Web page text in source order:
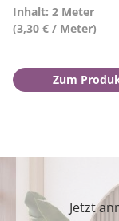
Inhalt: 2 Meter
(3,30 € / Meter)
Zum
Jetzt